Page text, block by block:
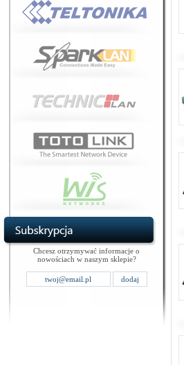
Chcesz otrzymywać informacje o
nowościach w naszym sklepie?